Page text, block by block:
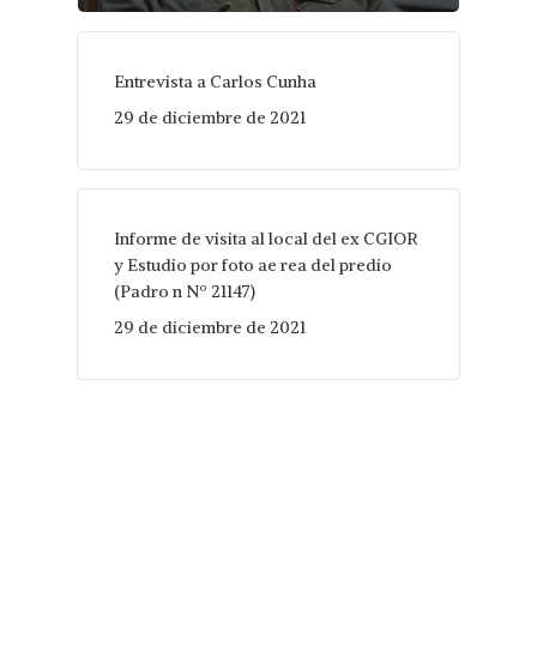
Entrevista a Carlos Cunha
29 de diciembre de 2021
Informe de visita al local del ex CGIOR
y Estudio por foto ae rea del predio
(Padro n Nº 21147)
29 de diciembre de 2021